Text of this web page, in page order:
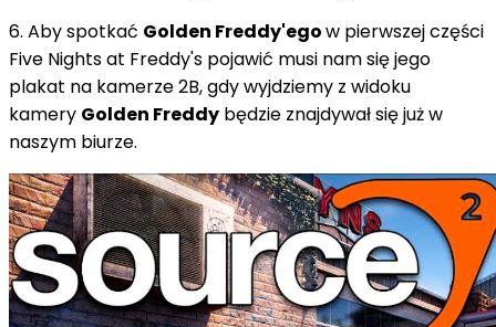
6. Aby spotkać Golden Freddy'egow pierwszej części
Five Nights at Freddy's pojawić musi nam się jego
plakat na kamerze 2B, gdy wyjdziemy z widoku
kamery Golden Freddy będzie znajdywał się już w
naszym biurze.